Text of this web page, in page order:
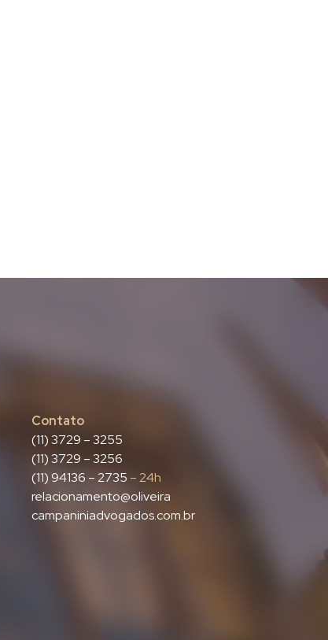
Contato
(11) 3729 – 3255
(11) 3729 – 3256
(11) 94136 – 2735 – 24h
relacionamento@oliveira
campaniniadvogados.com.br